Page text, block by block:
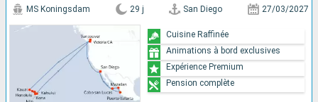
MS Koningsdam 29 j San Diego 27/03/2027
Cuisine Raffinée
Animations à bord exclusives
Expérience Premium
Pension complète